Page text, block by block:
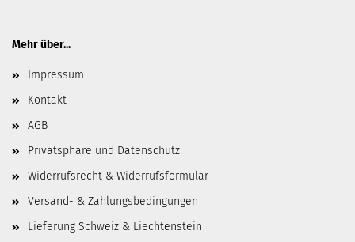
Mehr über...
Impressum
Kontakt
AGB
Privatsphäre und Datenschutz
Widerrufsrecht & Widerrufsformular
Versand- & Zahlungsbedingungen
Lieferung Schweiz & Liechtenstein